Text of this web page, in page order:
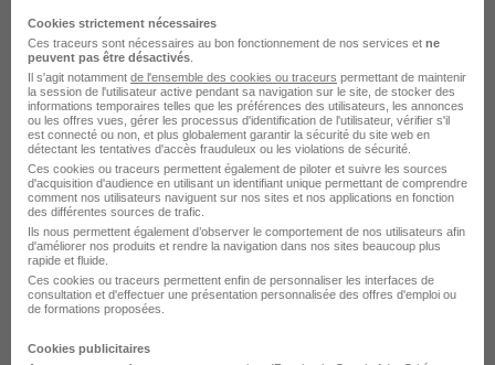
Club Officine
Dompierre-les-Ormes - 71 CDD Temps partiel
Cette offre n’est plus disponible depuis le 13/06/26
Pharmacien H/F
Club Officine
Cookies strictement nécessaires
Ces traceurs sont nécessaires au bon fonctionnement de nos services et ne
peuvent pas être désactivés
Il s'agit notamment de l'ensemble des cookies ou traceurs permettant de maintenir
la session de l'utilisateur active pendant sa navigation sur le site, de stocker des
informations temporaires telles que les préférences des utilisateurs, les annonces
ou les offres vues, gérer les processus d'identification de l'utilisateur, vérifier s'il
est connecté ou non, et plus globalement garantir la sécurité du site web en
détectant les tentatives d'accès frauduleux ou les violations de sécurité.
Ces cookies ou traceurs permettent également de piloter et suivre les sources
d'acquisition d'audience en utilisant un identifiant unique permettant de comprendre
comment nos utilisateurs naviguent sur nos sites et nos applications en fonction
des différentes sources de trafic.
Ils nous permettent également d’observer le comportement de nos utilisateurs afin
d'améliorer nos produits et rendre la navigation dans nos sites beaucoup plus
rapide et fluide.
Ces cookies ou traceurs permettent enfin de personnaliser les interfaces de
consultation et d'effectuer une présentation personnalisée des offres d'emploi ou
de formations proposées.
Cookies publicitaires